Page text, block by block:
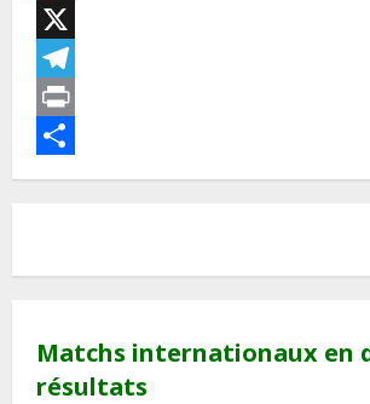
LinkedIn
X
Telegram
Print
Partager
Matchs internationaux en
résultats